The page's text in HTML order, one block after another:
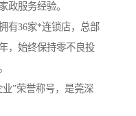
政服务经验。
有36家*连锁店，总部
，始终保持零不良投
”荣誉称号，是莞深